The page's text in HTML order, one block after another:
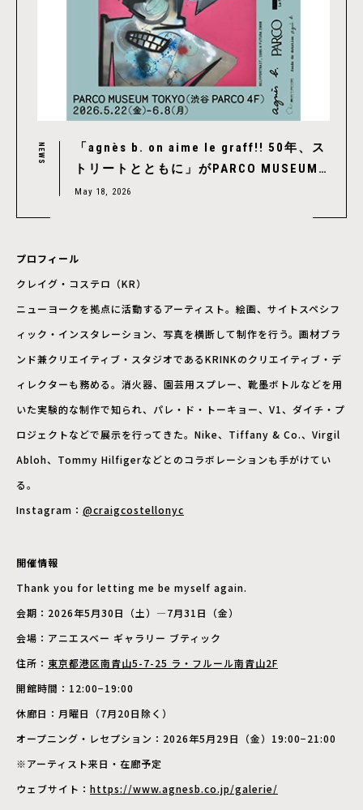
NEWS
「agnès b. on aime le graff!! 50年、ス
トリートとともに」がPARCO MUSEUM
TOKYOで開催、アニエスベーが見つめて
May 18, 2026
プロフィール
クレイグ・コステロ（KR）
ニューヨークを拠点に活動するアーティスト。絵画、サイトスペシフ
ィック・インスタレーション、写真を横断して制作を行う。画材ブラ
ンド兼クリエイティブ・スタジオであるKRINKのクリエイティブ・デ
ィレクターも務める。消火器、園芸用スプレー、靴墨ボトルなどを用
いた実験的な制作で知られ、パレ・ド・トーキョー、V1、ダイチ・プ
ロジェクトなどで展示を行ってきた。Nike、Tiffany & Co.、Virgil
Abloh、Tommy Hilfigerなどとのコラボレーションも手がけてい
る。
Instagram： @craigcostellonyc
開催情報
Thank you for letting me be myself again.
会期：2026年5月30日（土）―7月31日（金）
会場：アニエスベー ギャラリー ブティック
住所： 東京都港区南青山5-7-25 ラ・フルール南青山2F
開館時間：12:00−19:00
休廊日：月曜日（7月20日除く）
オープニング・レセプション：2026年5月29日（金）19:00−21:00
※アーティスト来日・在廊予定
ウェブサイト： https://www.agnesb.co.jp/galerie/